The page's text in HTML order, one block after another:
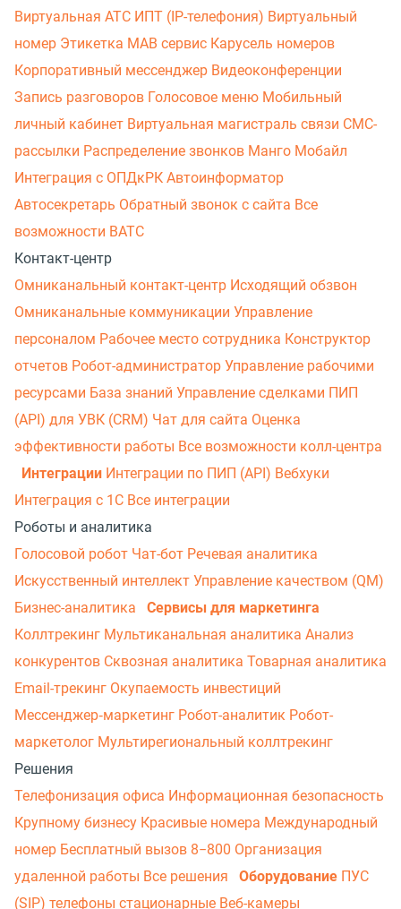
Виртуальная АТС ИПТ (IP-телефония) Виртуальный
номер Этикетка МАВ сервис Карусель номеров
Корпоративный мессенджер Видеоконференции
Запись разговоров Голосовое меню Мобильный
личный кабинет Виртуальная магистраль связи СМС-
рассылки Распределение звонков Манго Мобайл
Интеграция с ОПДкРК Автоинформатор
Автосекретарь Обратный звонок с сайта Все
возможности ВАТС
Контакт-центр
Омниканальный контакт-центр Исходящий обзвон
Омниканальные коммуникации Управление
персоналом Рабочее место сотрудника Конструктор
отчетов Робот-администратор Управление рабочими
ресурсами База знаний Управление сделками ПИП
(API) для УВК (CRM) Чат для сайта Оценка
эффективности работы Все возможности колл-центра
Интеграции Интеграции по ПИП (API) Вебхуки
Интеграция с 1С Все интеграции
Роботы и аналитика
Голосовой робот Чат-бот Речевая аналитика
Искусственный интеллект Управление качеством (QM)
Бизнес-аналитика
Сервисы для маркетинга
Коллтрекинг Мультиканальная аналитика Анализ
конкурентов Сквозная аналитика Товарная аналитика
Email-трекинг Окупаемость инвестиций
Мессенджер‑маркетинг Робот-аналитик Робот-
маркетолог Мультирегиональный коллтрекинг
Решения
Телефонизация офиса Информационная безопасность
Крупному бизнесу Красивые номера Международный
номер Бесплатный вызов 8−800 Организация
удаленной работы Все решения Оборудование ПУС
(SIP) телефоны стационарные Веб-камеры